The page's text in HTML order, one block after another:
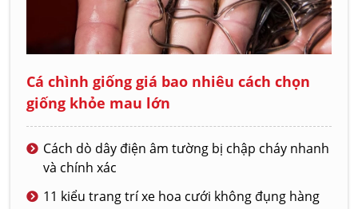
Cá chình giống giá bao nhiêu cách chọn
giống khỏe mau lớn
Cách dò dây điện âm tường bị chập cháy nhanh
và chính xác
11 kiểu trang trí xe hoa cưới không đụng hàng